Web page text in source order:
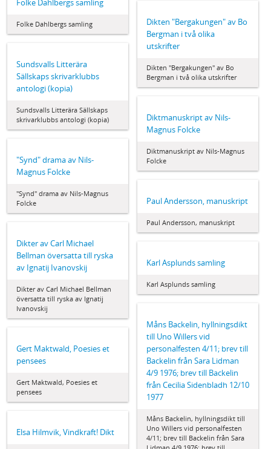
Folke Dahlbergs samling
Folke Dahlbergs samling
Dikten "Bergakungen" av Bo
Bergman i två olika
utskrifter
Dikten "Bergakungen" av Bo
Bergman i två olika utskrifter
Sundsvalls Litterära
Sällskaps skrivarklubbs
antologi (kopia)
Sundsvalls Litterära Sällskaps
skrivarklubbs antologi (kopia)
Diktmanuskript av Nils-
Magnus Folcke
Diktmanuskript av Nils-Magnus
Folcke
"Synd" drama av Nils-
Magnus Folcke
"Synd" drama av Nils-Magnus
Folcke
Paul Andersson, manuskript
Paul Andersson, manuskript
Dikter av Carl Michael
Bellman översatta till ryska
av Ignatij Ivanovskij
Dikter av Carl Michael Bellman
översatta till ryska av Ignatij
Ivanovskij
Karl Asplunds samling
Karl Asplunds samling
Måns Backelin, hyllningsdikt
till Uno Willers vid
personalfesten 4/11; brev till
Backelin från Sara Lidman
4/9 1976; brev till Backelin
från Cecilia Sidenbladh 12/10
1977
Måns Backelin, hyllningsdikt till
Uno Willers vid personalfesten
4/11; brev till Backelin från Sara
Gert Maktwald, Poesies et
pensees
Gert Maktwald, Poesies et
pensees
Elsa Hilmvik, Vindkraft! Dikt